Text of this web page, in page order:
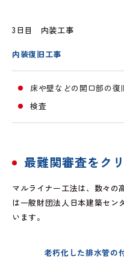
3日目 内装工事
内装復旧工事
床や壁などの開口部の復
検査
最難関審査をク
マルライナー工法は、数々の
は一般財団法人日本建築セン
います。
老朽化した排水管の